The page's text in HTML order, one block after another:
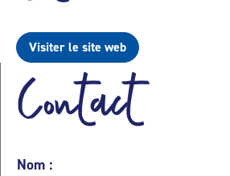
Visiter le site web
Contact
Nom :